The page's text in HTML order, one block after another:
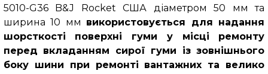
5010-G36 B&J Rocket США діаметром 50 мм та
ширина 10 мм використовується для надання
шорсткості поверхні гуми у місці ремонту
перед вкладанням сирої гуми із зовнішнього
боку шини при ремонті вантажних та велико